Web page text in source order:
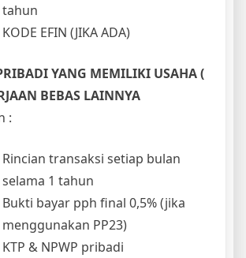
tahun
KODE EFIN (JIKA ADA)
YANG MEMILIKI USAHA (
BEBAS LAINNYA
:
Rincian transaksi setiap bulan
selama 1 tahun
Bukti bayar pph final 0,5% (jika
menggunakan PP23)
KTP & NPWP pribadi